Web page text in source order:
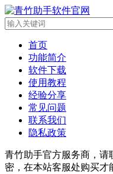
首页
功能简介
软件下载
使用教程
经验分享
常见问题
联系我们
隐私政策
青竹助手官方服务商，请
密，在本站客服处购买才